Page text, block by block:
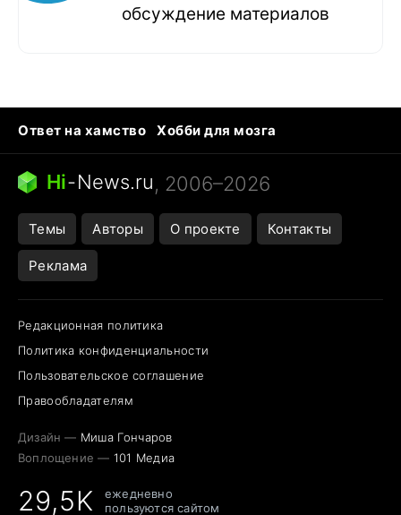
обсуждение материалов
Ответ на хамство
Хобби для мозга
Бензин 100 и 95
Тунцы в океанариуме
Следующая пандемия
Hi-News.ru, 2006–2026
Темы Авторы О проекте Контакты
Реклама
Редакционная политика
Политика конфиденциальности
Пользовательское соглашение
Правообладателям
Дизайн — Миша Гончаров
Воплощение — 101 Медиа
29,5K
ежедневно
пользуются сайтом